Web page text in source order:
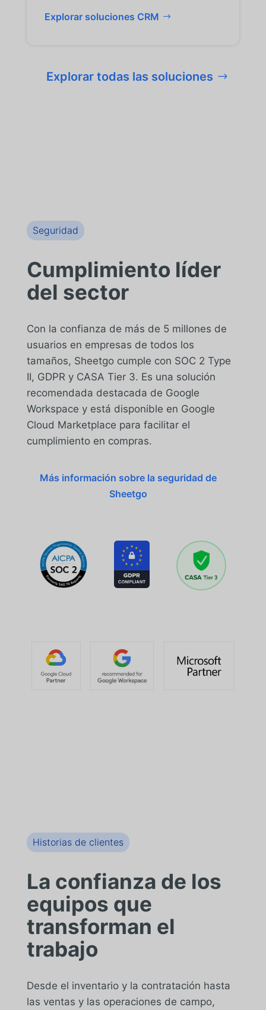
Explorar soluciones CRM
Explorar todas las soluciones
Seguridad
Cumplimiento líder
del sector
Con la confianza de más de 5 millones de
usuarios en empresas de todos los
tamaños, Sheetgo cumple con SOC 2 Type
II, GDPR y CASA Tier 3. Es una solución
recomendada destacada de Google
Workspace y está disponible en Google
Cloud Marketplace para facilitar el
cumplimiento en compras.
Más información sobre la seguridad de
Sheetgo
Historias de clientes
La confianza de los
equipos que
transforman el
trabajo
Desde el inventario y la contratación hasta
las ventas y las operaciones de campo,